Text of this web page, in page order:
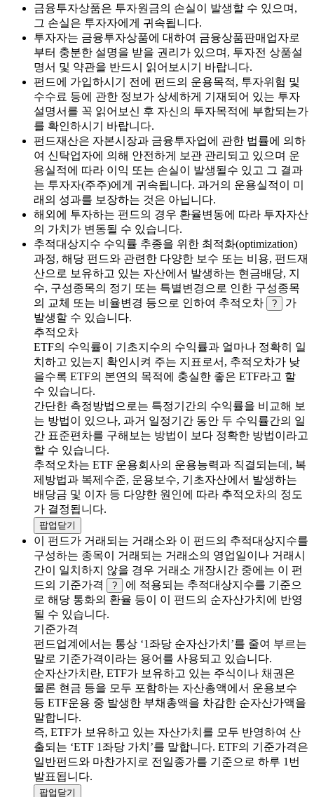
금융투자상품은 투자원금의 손실이 발생할 수 있으며,
그 손실은 투자자에게 귀속됩니다.
투자자는 금융투자상품에 대하여 금융상품판매업자로
부터 충분한 설명을 받을 권리가 있으며, 투자전 상품설
명서 및 약관을 반드시 읽어보시기 바랍니다.
펀드에 가입하시기 전에 펀드의 운용목적, 투자위험 및
수수료 등에 관한 정보가 상세하게 기재되어 있는 투자
설명서를 꼭 읽어보신 후 자신의 투자목적에 부합되는가
를 확인하시기 바랍니다.
펀드재산은 자본시장과 금융투자업에 관한 법률에 의하
여 신탁업자에 의해 안전하게 보관 관리되고 있으며 운
용실적에 따라 이익 또는 손실이 발생될수 있고 그 결과
는 투자자(주주)에게 귀속됩니다. 과거의 운용실적이 미
래의 성과를 보장하는 것은 아닙니다.
해외에 투자하는 펀드의 경우 환율변동에 따라 투자자산
의 가치가 변동될 수 있습니다.
추적대상지수 수익률 추종을 위한 최적화(optimization)
과정, 해당 펀드와 관련한 다양한 보수 또는 비용, 펀드재
산으로 보유하고 있는 자산에서 발생하는 현금배당, 지
수, 구성종목의 정기 또는 특별변경으로 인한 구성종목
의 교체 또는 비율변경 등으로 인하여 추적오차
?
가
발생할 수 있습니다.
추적오차
ETF의 수익률이 기초지수의 수익률과 얼마나 정확히 일
치하고 있는지 확인시켜 주는 지표로서, 추적오차가 낮
을수록 ETF의 본연의 목적에 충실한 좋은 ETF라고 할
수 있습니다.
간단한 측정방법으로는 특정기간의 수익률을 비교해 보
는 방법이 있으나, 과거 일정기간 동안 두 수익률간의 일
간 표준편차를 구해보는 방법이 보다 정확한 방법이라고
할 수 있습니다.
추적오차는 ETF 운용회사의 운용능력과 직결되는데, 복
제방법과 복제수준, 운용보수, 기초자산에서 발생하는
배당금 및 이자 등 다양한 원인에 따라 추적오차의 정도
가 결정됩니다.
팝업닫기
이 펀드가 거래되는 거래소와 이 펀드의 추적대상지수를
구성하는 종목이 거래되는 거래소의 영업일이나 거래시
간이 일치하지 않을 경우 거래소 개장시간 중에는 이 펀
드의 기준가격
?
에 적용되는 추적대상지수를 기준으
로 해당 통화의 환율 등이 이 펀드의 순자산가치에 반영
될 수 있습니다.
기준가격
펀드업계에서는 통상 ‘1좌당 순자산가치’를 줄여 부르는
말로 기준가격이라는 용어를 사용되고 있습니다.
순자산가치란, ETF가 보유하고 있는 주식이나 채권은
물론 현금 등을 모두 포함하는 자산총액에서 운용보수
등 ETF운용 중 발생한 부채총액을 차감한 순자산가액을
말합니다.
즉, ETF가 보유하고 있는 자산가치를 모두 반영하여 산
출되는 ‘ETF 1좌당 가치’를 말합니다. ETF의 기준가격은
일반펀드와 마찬가지로 전일종가를 기준으로 하루 1번
발표됩니다.
팝업닫기